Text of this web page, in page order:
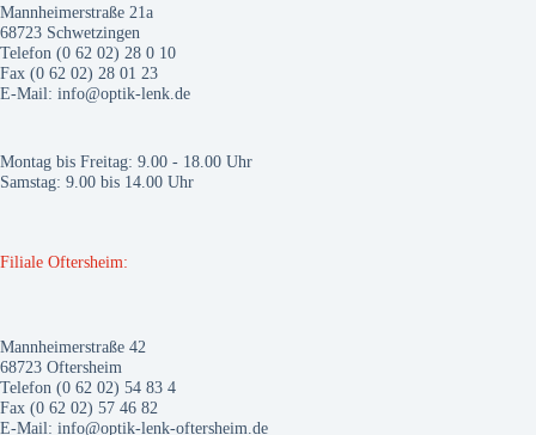
Mannheimerstraße 21a
68723 Schwetzingen
Telefon (0 62 02) 28 0 10
Fax (0 62 02) 28 01 23
E-Mail: info@optik-lenk.de
Montag bis Freitag: 9.00 - 18.00 Uhr
Samstag: 9.00 bis 14.00 Uhr
Filiale Oftersheim:
Mannheimerstraße 42
68723 Oftersheim
Telefon (0 62 02) 54 83 4
Fax (0 62 02) 57 46 82
E-Mail: info@optik-lenk-oftersheim.de